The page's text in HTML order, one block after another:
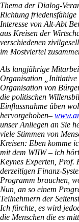
Thema der Dialog-
Richtung
Interesse von Alt-Abt
aus Kreisen der
verschiedenen
im Mostviertel
Als langjährige
Organisation „Initiative
Organisation von
die politischen
Einflussnahme üben
hervorgehoben–
unser Anliegen an Sie
viele Stimmen von
Kreisen: Eben komme
mit dem WIIW – ich
Keynes Experten, Prof.
derzeitigen Finanz-
Programm brauchen,
Nun, an so einem
Teilnehmern der
Ich fürchte, es wird
die Menschen die es